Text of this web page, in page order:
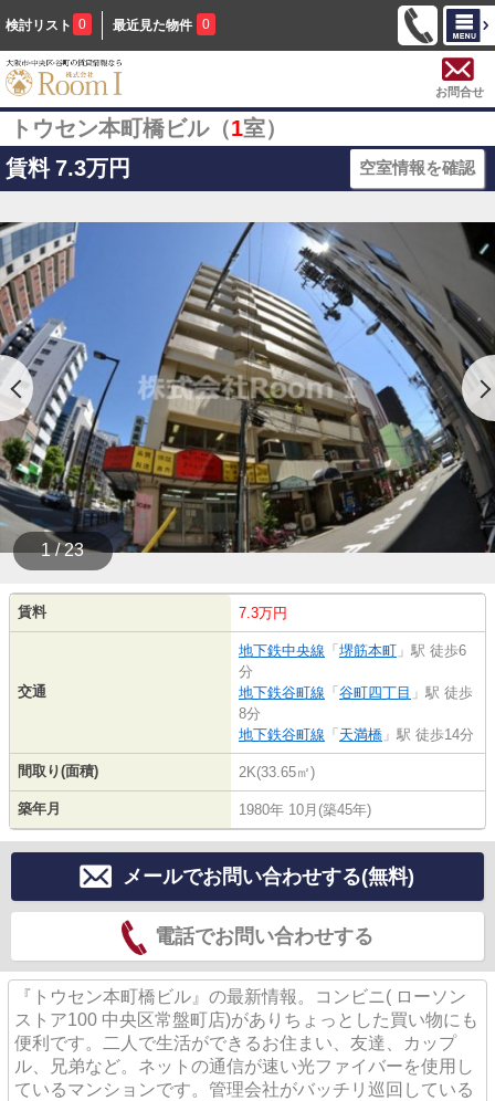
検討リスト 0 最近見た物件 0
お問合せ
トウセン本町橋ビル（1室）
賃料 7.3万円 空室情報を確認
1 / 23
賃料 7.3万円
交通
地下鉄中央線 「 堺筋本町 」駅 徒歩6
分
地下鉄谷町線 「 谷町四丁目 」駅 徒歩
8分
地下鉄谷町線 「 天満橋 」駅 徒歩14分
間取り(面積) 2K(33.65㎡)
築年月 1980年 10月(築45年)
メールでお問い合わせする(無料)
電話でお問い合わせする
『トウセン本町橋ビル』の最新情報。コンビニ( ローソン
ストア100 中央区常盤町店)がありちょっとした買い物にも
便利です。二人で生活ができるお住まい、友達、カップ
ル、兄弟など。ネットの通信が速い光ファイバーを使用し
ているマンションです。管理会社がバッチリ巡回している